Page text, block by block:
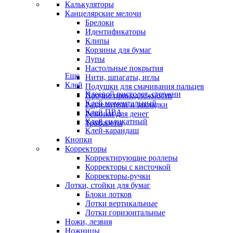
Калькуляторы
Канцелярские мелочи
Брелоки
Идентификаторы
Клипы
Корзины для бумаг
Лупы
Настольные покрытия
Нити, шпагаты, иглы
Подушки для смачивания пальцев
Прочие принадлежности
Разделители и закладки
Резинки для денег
Трафареты
Еще
Клей
Клеевой пистолет, стержни
Клей моментальный
Клей ПВА
Клей силикатный
Клей-карандаш
Кнопки
Корректоры
Корректирующие роллеры
Корректоры с кисточкой
Корректоры-ручки
Лотки, стойки для бумаг
Блоки лотков
Лотки вертикальные
Лотки горизонтальные
Ножи, лезвия
Ножницы